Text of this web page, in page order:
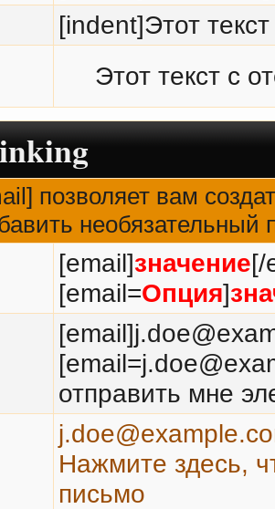
[indent]Этот
Этот текст с
позволяет вам
[email]значение[/
[email=Опция]
отправить мне
Нажмите здесь,
письмо